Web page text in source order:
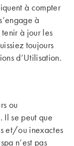
à compter
à
tenir à jour les
toujours
d’Utilisation.
ou
Il se peut que
et/ou inexactes
n’est pas